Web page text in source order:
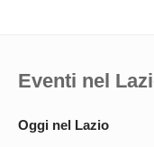
Eventi nel
Oggi nel Lazio